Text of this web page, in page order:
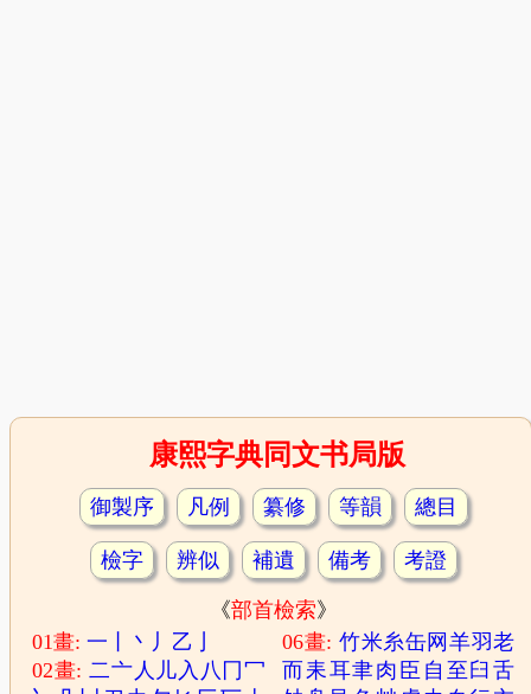
康熙字典同文书局版
御製序 凡例 纂修 等韻 總目
檢字 辨似 補遺 備考 考證
《部首檢索》
01畫:一 丶 丿 乙
02畫:二亠 人 儿入 八 冂冖
06畫: 竹米糸缶网 羊羽老
而耒耳聿肉 臣 自 至 臼舌